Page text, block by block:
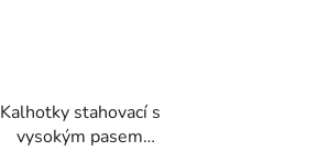
Kalhotky stahovací s
vysokým pasem